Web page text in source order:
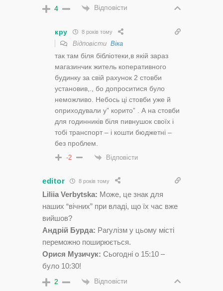
4 Відповісти
кру 8 років тому
Відповісти Віка
так там біля бібліотеки,в якій зараз
магазинчик житель коперативного
будинку за свій рахунок 2 стовби
установив,., бо допроситися було
неможливо. Небось ці стовби уже й
оприходували у” корито” . А на стовби
для годинників біля пивнушок своїх і
тобі транспорт – і кошти бюджетні –
без проблем.
-2 Відповісти
editor 8 років тому
Liliia Verbytska: Може, це знак для
наших “вічних” при владі, що їх час вже
вийшов?
Андрій Бурда: Рагулізм у цьому місті
переможно поширюється.
Орися Музичук: Сьогодні о 15:10 –
було 10:30!
2 Відповісти